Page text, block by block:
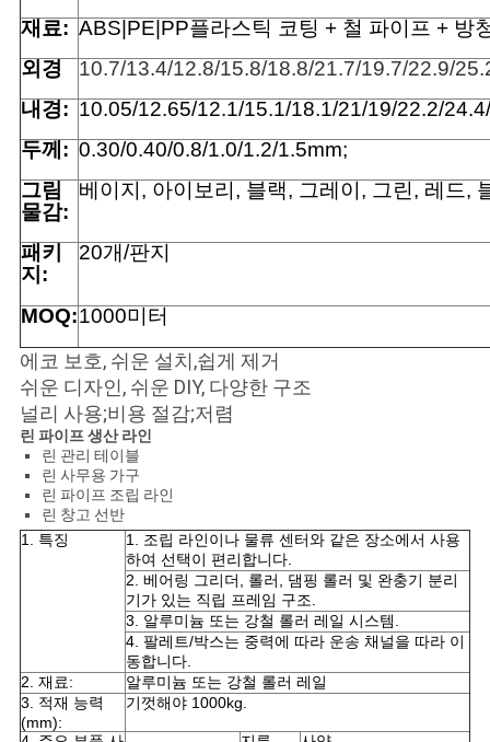
회
를
요
청
하
다
사
이
트
맵
PRIVACY
재료: ABS|PE|PP플라스틱 코팅 + 철 파이프 + 방
외경
10.7/13.4/12.8/15.8/18.8/21.7/19.7/22.9/
내경: 10.05/12.65/12.1/15.1/18.1/21/19/22.2/
두께: 0.30/0.40/0.8/1.0/1.2/1.5mm;
그림
물감:
베이지, 아이보리, 블랙, 그레이, 그린, 레드,
패키
지:
20개/판지
MOQ:1000미터
에코 보호, 쉬운 설치,쉽게 제거
쉬운 디자인, 쉬운 DIY, 다양한 구조
널리 사용;비용 절감;저렴
린 파이프 생산 라인
린 관리 테이블
린 사무용 가구
린 파이프 조립 라인
린 창고 선반
1. 특징
1. 조립 라인이나 물류 센터와 같은 장소에서 사용
하여 선택이 편리합니다.
2. 베어링 그리더, 롤러, 댐핑 롤러 및 완충기 분리
기가 있는 직립 프레임 구조.
3. 알루미늄 또는 강철 롤러 레일 시스템.
4. 팔레트/박스는 중력에 따라 운송 채널을 따라 이
동합니다.
2. 재료:
알루미늄 또는 강철 롤러 레일
3. 적재 능력
(mm):
기껏해야 1000kg.